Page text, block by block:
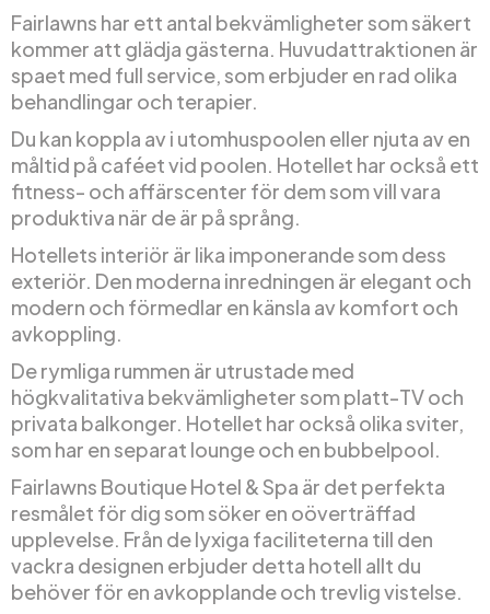
Fairlawns har ett antal bekvämligheter som säkert
kommer att glädja gästerna. Huvudattraktionen är
spaet med full service, som erbjuder en rad olika
behandlingar och terapier.
Du kan koppla av i utomhuspoolen eller njuta av en
måltid på caféet vid poolen. Hotellet har också ett
fitness- och affärscenter för dem som vill vara
produktiva när de är på språng.
Hotellets interiör är lika imponerande som dess
exteriör. Den moderna inredningen är elegant och
modern och förmedlar en känsla av komfort och
avkoppling.
De rymliga rummen är utrustade med
högkvalitativa bekvämligheter som platt-TV och
privata balkonger. Hotellet har också olika sviter,
som har en separat lounge och en bubbelpool.
Fairlawns Boutique Hotel & Spa är det perfekta
resmålet för dig som söker en oöverträffad
upplevelse. Från de lyxiga faciliteterna till den
vackra designen erbjuder detta hotell allt du
behöver för en avkopplande och trevlig vistelse.